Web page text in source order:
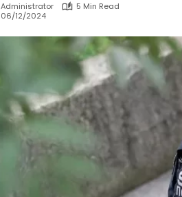
Administrator
5 Min Read
06/12/2024